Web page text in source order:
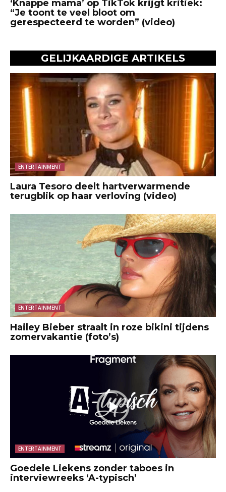
‘Knappe mama’ op TikTok krijgt kritiek:
“Je toont te veel bloot om
gerespecteerd te worden” (video)
GELIJKAARDIGE ARTIKELS
ENTERTAINMENT
Laura Tesoro deelt hartverwarmende
terugblik op haar verloving (video)
ENTERTAINMENT
Hailey Bieber straalt in roze bikini tijdens
zomervakantie (foto’s)
ENTERTAINMENT
Goedele Liekens zonder taboes in
interviewreeks ‘A-typisch’